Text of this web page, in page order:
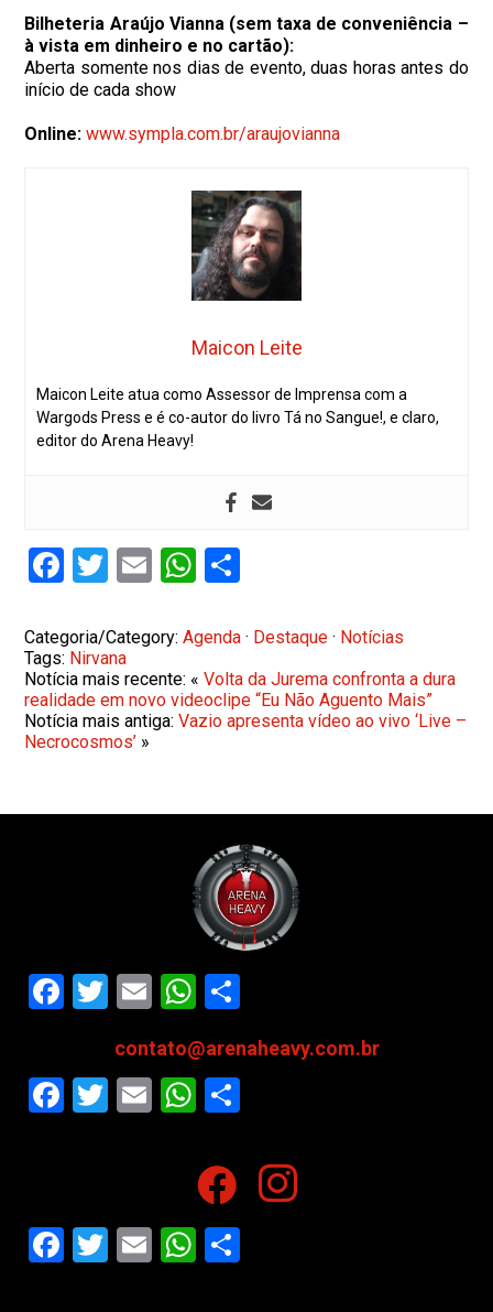
Bilheteria Araújo Vianna (sem taxa de conveniência –
à vista em dinheiro e no cartão):
Aberta somente nos dias de evento, duas horas antes do
início de cada show
Online:www.sympla.com.br/araujovianna
Maicon Leite
Maicon Leite atua como Assessor de Imprensa com a
Wargods Press e é co-autor do livro Tá no Sangue!, e claro,
editor do Arena Heavy!
Facebook
Twitter
EmailWhatsApp
Categoria/Category:Agenda · Destaque · Notícias
Tags: Nirvana
Notícia mais recente: «Volta da Jurema confronta a dura
realidade em novo videoclipe “Eu Não Aguento Mais”
Notícia mais antiga:Vazio apresenta vídeo ao vivo ‘Live –
Necrocosmos’ »
Facebook
Twitter
EmailWhatsApp
contato@arenaheavy.com.br
Facebook
Twitter
EmailWhatsApp
Facebook
Twitter
EmailWhatsApp